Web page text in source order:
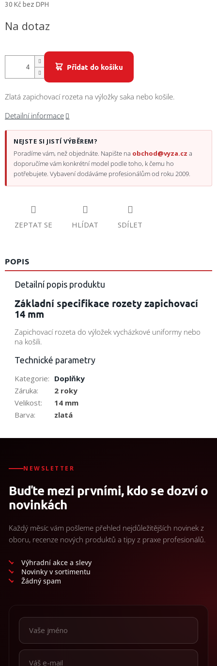
Přihlášení
30 Kč bez DPH
cena:
Na dotaz
Přidat do košíku
Zlatá zapichovací rozeta na výložky saka nebo košile.
Detailní informace
NEJSTE SI JISTÍ VÝBĚREM?
Poradíme vám, než objednáte. Napište na obchod@vyza.cz a
doporučíme vám konkrétní model podle toho, k čemu ho
potřebujete. Vybavení dodáváme profesionálům od roku 2009.
ZEPTAT SE HLÍDAT SDÍLET
POPIS
Detailní popis produktu
Základní specifikace rozety zapichovací
14 mm
Zapichovací rozeta do výložek vycházkové uniformy nebo
na košili.
Technické parametry
Kategorie: Doplňky
Záruka:
2 roky
Velikost:
14 mm
Barva: zlatá
NEWSLETTER
Buďte mezi prvními, kdo se dozví o
novinkách
Každý měsíc vám pošleme přehled nejdůležitějších novinek z
oboru, recenze nových produktů a tipy z praxe profesionálů.
Výhradní akce a slevy
Novinky v sortimentu
Žádný spam